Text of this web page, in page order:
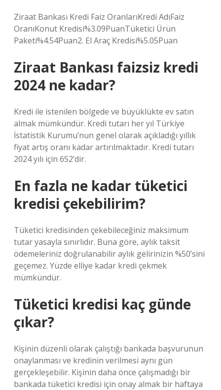
Ziraat Bankası Kredi Faiz OranlarıKredi AdıFaiz
OranıKonut Kredisi%3.09PuanTüketici Ürün
Paketi%4.54Puan2. El Araç Kredisi%5.05Puan
Ziraat Bankası faizsiz kredi
2024 ne kadar?
Kredi ile istenilen bölgede ve büyüklükte ev satın
almak mümkündür. Kredi tutarı her yıl Türkiye
İstatistik Kurumu’nun genel olarak açıkladığı yıllık
fiyat artış oranı kadar artırılmaktadır. Kredi tutarı
2024 yılı için 652’dir.
En fazla ne kadar tüketici
kredisi çekebilirim?
Tüketici kredisinden çekebileceğiniz maksimum
tutar yasayla sınırlıdır. Buna göre, aylık taksit
ödemeleriniz doğrulanabilir aylık gelirinizin %50’sini
geçemez. Yüzde elliye kadar kredi çekmek
mümkündür.
Tüketici kredisi kaç günde
çıkar?
Kişinin düzenli olarak çalıştığı bankada başvurunun
onaylanması ve kredinin verilmesi aynı gün
gerçekleşebilir. Kişinin daha önce çalışmadığı bir
bankada tüketici kredisi için onay almak bir haftaya